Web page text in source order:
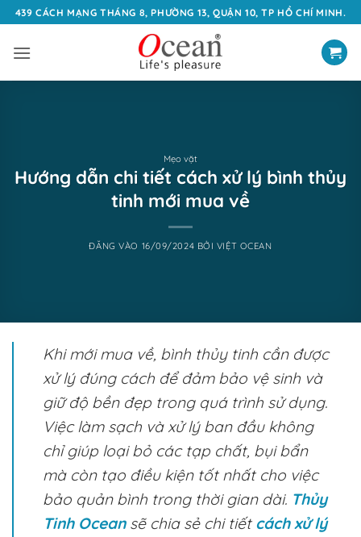
qua
nội
439 CÁCH MẠNG THÁNG 8, PHƯỜNG 13, QUẬN 10, TP HỒ CHÍ MINH.
Mẹo vặt
Hướng dẫn chi tiết cách xử lý bình thủy
tinh mới mua về
ĐĂNG VÀO 16/09/2024 BỞI VIỆT OCEAN
Khi mới mua về, bình thủy tinh cần được
xử lý đúng cách để đảm bảo vệ sinh và
giữ độ bền đẹp trong quá trình sử dụng.
Việc làm sạch và xử lý ban đầu không
chỉ giúp loại bỏ các tạp chất, bụi bẩn
mà còn tạo điều kiện tốt nhất cho việc
bảo quản bình trong thời gian dài. Thủy
Tinh Ocean sẽ chia sẻ chi tiết cách xử lý